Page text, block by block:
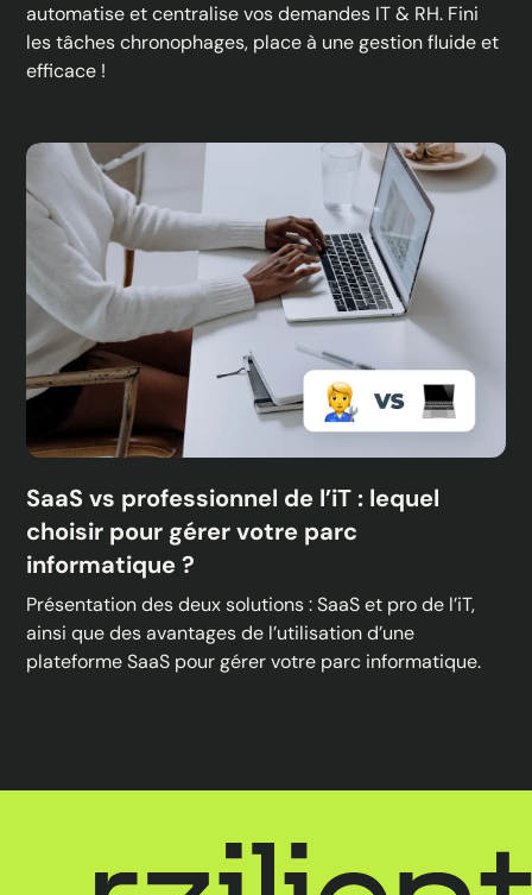
automatise et centralise vos demandes IT & RH. Fini
les tâches chronophages, place à une gestion fluide et
efficace !
SaaS vs professionnel de l’iT : lequel
choisir pour gérer votre parc
informatique ?
Présentation des deux solutions : SaaS et pro de l’iT,
ainsi que des avantages de l’utilisation d’une
plateforme SaaS pour gérer votre parc informatique.